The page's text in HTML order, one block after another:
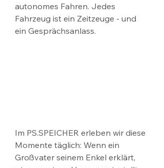
autonomes Fahren. Jedes
Fahrzeug ist ein Zeitzeuge - und
ein Gesprächsanlass.
Im PS.SPEICHER erleben wir diese
Momente täglich: Wenn ein
Großvater seinem Enkel erklärt,